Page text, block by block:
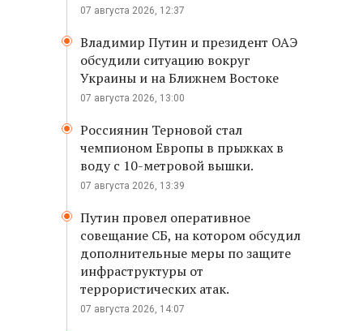
07 августа 2026, 12:37
Владимир Путин и президент ОАЭ
обсудили ситуацию вокруг
Украины и на Ближнем Востоке
07 августа 2026, 13:00
Россиянин Терновой стал
чемпионом Европы в прыжках в
воду с 10-метровой вышки.
07 августа 2026, 13:39
Путин провел оперативное
совещание СБ, на котором обсудил
дополнительные меры по защите
инфраструктуры от
террористических атак.
07 августа 2026, 14:07